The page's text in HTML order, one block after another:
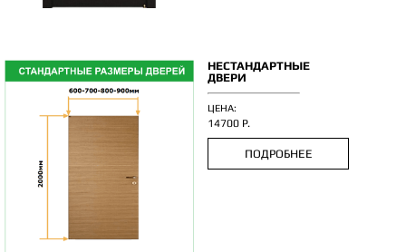
НЕСТАНДАРТНЫЕ
ДВЕРИ
ЦЕНА:
14700 Р.
ПОДРОБНЕЕ